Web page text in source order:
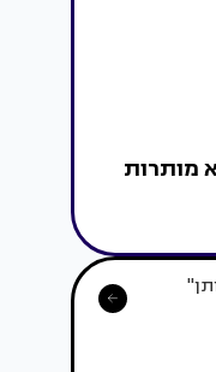
מותרות